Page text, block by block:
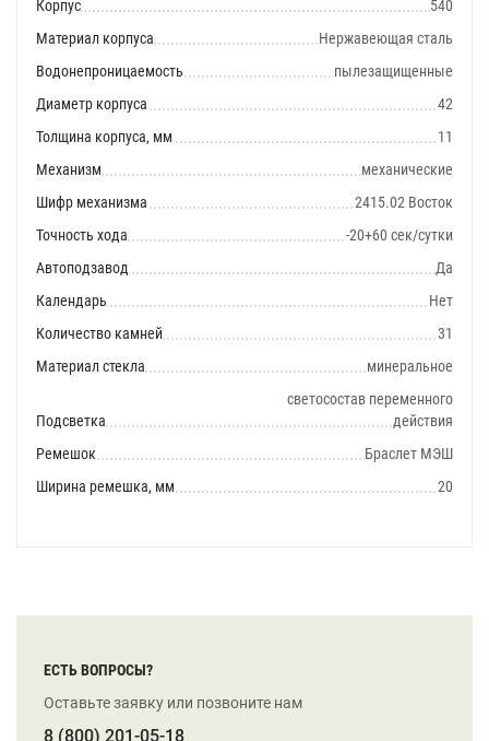
Корпус
540
Материал корпуса
Нержавеющая сталь
Водонепроницаемость
пылезащищенные
Диаметр корпуса
42
Толщина корпуса, мм
11
Механизм
механические
Шифр механизма
2415.02 Восток
Точность хода
-20+60 сек/сутки
Автоподзавод
Да
Календарь
Нет
Количество камней
31
Материал стекла
минеральное
Подсветка
светосостав переменного
действия
Ремешок
Браслет МЭШ
Ширина ремешка, мм
20
ЕСТЬ ВОПРОСЫ?
Оставьте заявку или позвоните нам
8 (800) 201-05-18